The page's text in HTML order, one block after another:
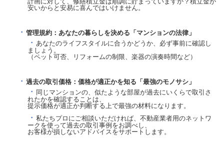
安いからと安易に喜んではいけません。
管理規約：あなたの暮らしを決める「マンションの法律」
あなたのライフスタイルに合うかどうか、必ず事前に確認し
ましょう。
（ペット可否、リフォームの制限、楽器の演奏時間など）
過去の取引価格：価格が適正かを知る「最強のモノサシ」
同じマンションの、似たような部屋が過去にいくらで取引さ
れたかを確認することは、
提示価格が適正か判断する上で最強の材料になります。
私たちプロにご相談いただければ、不動産業者用のネットワ
ークを使って過去の取引事例をお調べし、
お客様が損しないアドバイスをサポートします。